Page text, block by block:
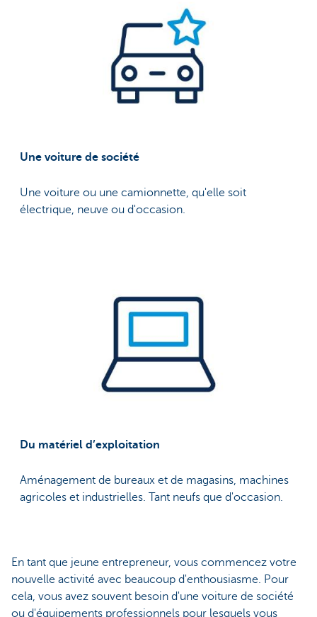
Une voiture de société
Une voiture ou une camionnette, qu'elle soit
électrique, neuve ou d'occasion.
Du matériel d’exploitation
Aménagement de bureaux et de magasins, machines
agricoles et industrielles. Tant neufs que d'occasion.
En tant que jeune entrepreneur, vous commencez votre
nouvelle activité avec beaucoup d'enthousiasme. Pour
cela, vous avez souvent besoin d'une voiture de société
ou d'équipements professionnels pour lesquels vous